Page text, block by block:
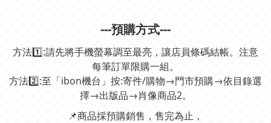
---預購方式---
方法1️⃣:請先將手機螢幕調至最亮，讓店員條碼結帳。注意
每筆訂單限購一組。
方法2️⃣:至「ibon機台」按:寄件/購物→門市預購→依目錄選
擇→出版品→肖像商品2。
📌商品採預購銷售，售完為止，